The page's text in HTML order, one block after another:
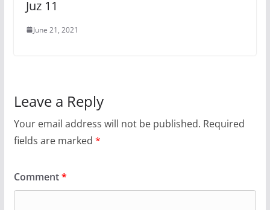
Juz 11
June 21, 2021
Leave a Reply
Your email address will not be published. Required
fields are marked *
Comment*